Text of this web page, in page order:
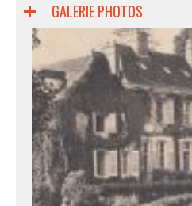
GALERIE PHOTOS